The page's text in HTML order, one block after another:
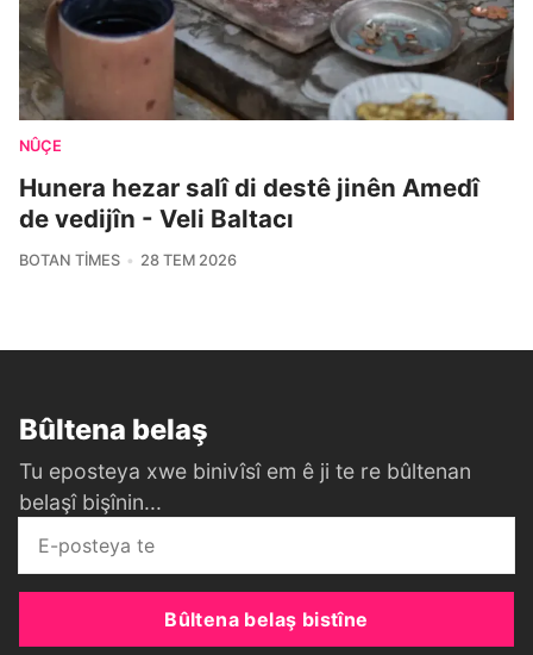
NÛÇE
Hunera hezar salî di destê jinên Amedî
de vedijîn - Veli Baltacı
BOTAN TIMES 28 TEM 2026
Bûltena belaş
Tu eposteya xwe binivîsî em ê ji te re bûltenan
belaşî bişînin...
Bûltena belaş bistîne